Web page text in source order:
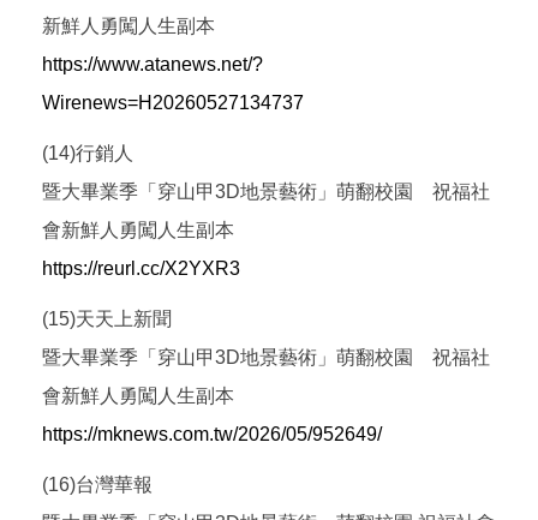
新鮮人勇闖人生副本
https://www.atanews.net/?
Wirenews=H20260527134737
(14)行銷人
暨大畢業季「穿山甲3D地景藝術」萌翻校園 祝福社
會新鮮人勇闖人生副本
https://reurl.cc/X2YXR3
(15)天天上新聞
暨大畢業季「穿山甲3D地景藝術」萌翻校園 祝福社
會新鮮人勇闖人生副本
https://mknews.com.tw/2026/05/952649/
(16)台灣華報